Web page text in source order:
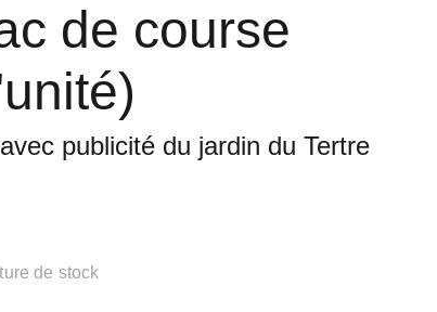
de course
publicité du jardin du Tertre
de stock